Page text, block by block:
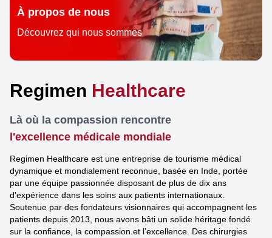
À propos de nous
Découvrez qui nous sommes
Regimen Healthcare
Là où la compassion rencontre
l'excellence médicale mondiale
Regimen Healthcare est une entreprise de tourisme médical
dynamique et mondialement reconnue, basée en Inde, portée
par une équipe passionnée disposant de plus de dix ans
d'expérience dans les soins aux patients internationaux.
Soutenue par des fondateurs visionnaires qui accompagnent les
patients depuis 2013, nous avons bâti un solide héritage fondé
sur la confiance, la compassion et l’excellence. Des chirurgies